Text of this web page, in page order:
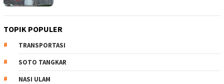
TOPIK POPULER
TRANSPORTASI
SOTO TANGKAR
NASI ULAM